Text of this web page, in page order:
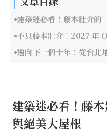
建築迷必看！藤本壯介的
不只藤本壯介！2027 年
邁向下一個十年：從台北
建築迷必看！藤本
與絕美大屋根